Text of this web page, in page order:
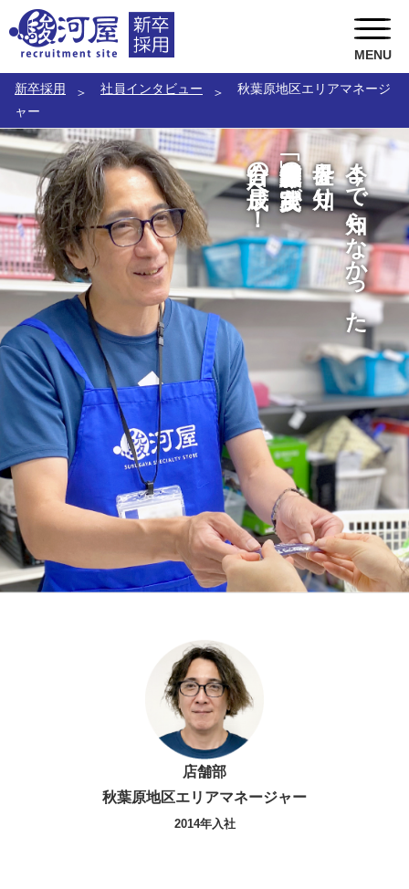
MENU
採用区分
幹部候補生
総合職
一般職
私たちの事
駿河屋の風土
CEOメッセージ
総務人事部長メッセージ
COOメッセージ
店舗部副部長メッセージ
社員インタビュー
福利厚生
よくある質問
駿河屋静岡寮
お問い合わせ
新卒採用 社員インタビュー
秋葉原地区エリアマネージ
ャー
自分の成長へ！「顧客最優先主義」の実践が世界を知り今まで知らなかった
店舗部
秋葉原地区エリアマネージャー
2014年入社